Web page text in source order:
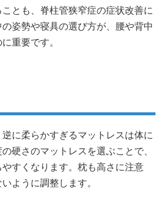
とも、脊柱管狭窄症の症状改善に
姿勢や寝具の選び方が、腰や背中
重要です。
に柔らかすぎるマットレスは体に
硬さのマットレスを選ぶことで、
すくなります。枕も高さに注意
ように調整します。